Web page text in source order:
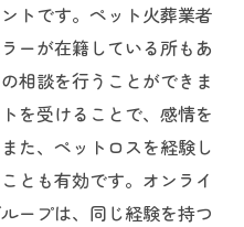
トです。ペット火葬業者
ーが在籍している所もあ
相談を行うことができま
を受けることで、感情を
た、ペットロスを経験し
とも有効です。オンライ
ープは、同じ経験を持つ